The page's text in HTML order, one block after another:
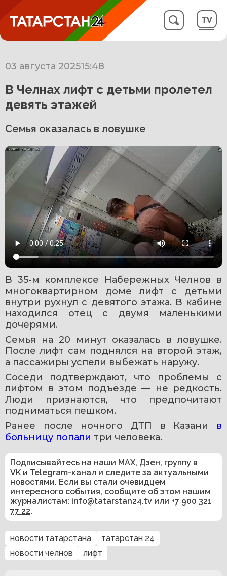
03 августа 202515:48
В Челнах лифт с детьми пролетел
девять этажей
Семья оказалась в ловушке
В 35-м комплексе Набережных Челнов в
многоквартирном доме лифт с детьми
внутри рухнул с девятого этажа. В кабине
находился отец с двумя маленькими
дочерями.
Семья на 20 минут оказалась в ловушке.
После лифт сам поднялся на второй этаж,
а пассажиры успели выбежать наружу.
Соседи подтверждают, что проблемы с
лифтом в этом подъезде — не редкость.
Люди признаются, что предпочитают
подниматься пешком.
Ранее после ночного ДТП в Казани в
больницу попали три человека.
Подписывайтесь на наши MAX, Дзен, группу в
VK и Telegram-канал и следите за актуальными
новостями. Если вы стали очевидцем
интересного события, сообщите об этом нашим
журналистам: info@tatarstan24.tv или +7 900 321
77 22.
новости татарстана
татарстан 24
новости челнов
лифт